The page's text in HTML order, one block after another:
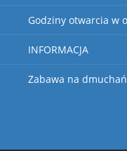
Godziny otwarcia w
INFORMACJA
Zabawa na